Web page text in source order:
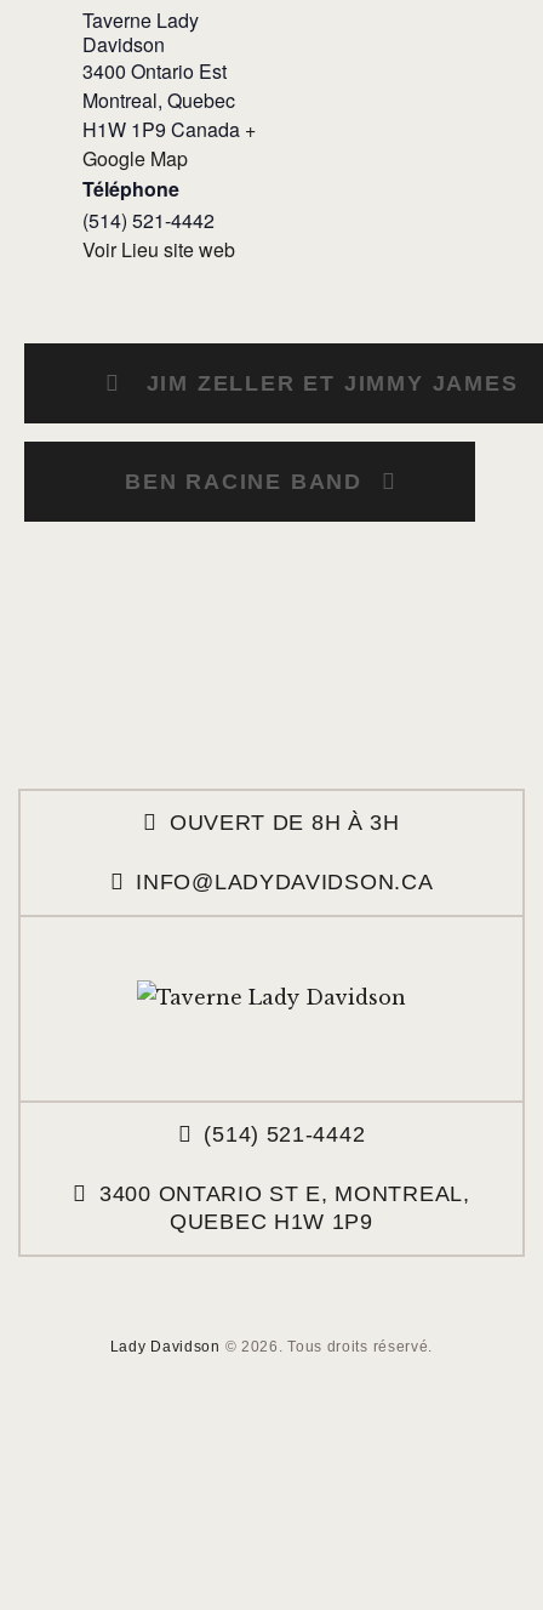
Taverne Lady
Davidson
3400 Ontario Est
Montreal, Quebec
H1W 1P9 Canada +
Google Map
Téléphone
(514) 521-4442
Voir Lieu site web
JIM ZELLER ET JIMMY JAMES
BEN RACINE BAND
OUVERT DE 8H À 3H
INFO@LADYDAVIDSON.CA
(514) 521-4442
3400 ONTARIO ST E, MONTREAL,
QUEBEC H1W 1P9
Lady Davidson © 2026. Tous droits réservé.